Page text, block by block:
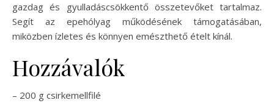
gazdag és gyulladáscsökkentő összetevőket tartalmaz.
Segít az epehólyag működésének támogatásában,
miközben ízletes és könnyen emészthető ételt kínál.
Hozzávalók
– 200 g csirkemellfilé